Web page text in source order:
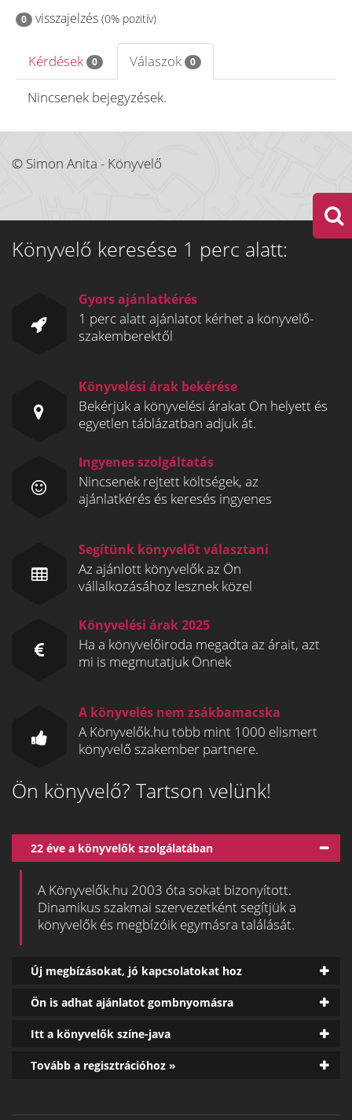
0 visszajelzés (0% pozitív)
Kérdések 0 Válaszok 0
Nincsenek bejegyzések.
© Simon Anita - Könyvelő
Könyvelő keresése 1 perc alatt:
Gyors ajánlatkérés
1 perc alatt ajánlatot kérhet a könyvelő-
szakemberektől
Könyvelési árak bekérése
Bekérjük a könyvelési árakat Ön helyett és
egyetlen táblázatban adjuk át.
Ingyenes szolgáltatás
Nincsenek rejtett költségek, az
ajánlatkérés és keresés ingyenes
Segítünk könyvelőt választani
Az ajánlott könyvelők az Ön
vállalkozásához lesznek közel
Könyvelési árak 2025
Ha a könyvelőiroda megadta az árait, azt
mi is megmutatjuk Önnek
A könyvelés nem zsákbamacska
A Könyvelők.hu több mint 1000 elismert
könyvelő szakember partnere.
Ön könyvelő? Tartson velünk!
22 éve a könyvelők szolgálatában
A Könyvelők.hu 2003 óta sokat bizonyított.
Dinamikus szakmai szervezetként segítjük a
könyvelők és megbízóik egymásra találását.
Új megbízásokat, jó kapcsolatokat hoz
Ön is adhat ajánlatot gombnyomásra
Itt a könyvelők színe-java
Tovább a regisztrációhoz »